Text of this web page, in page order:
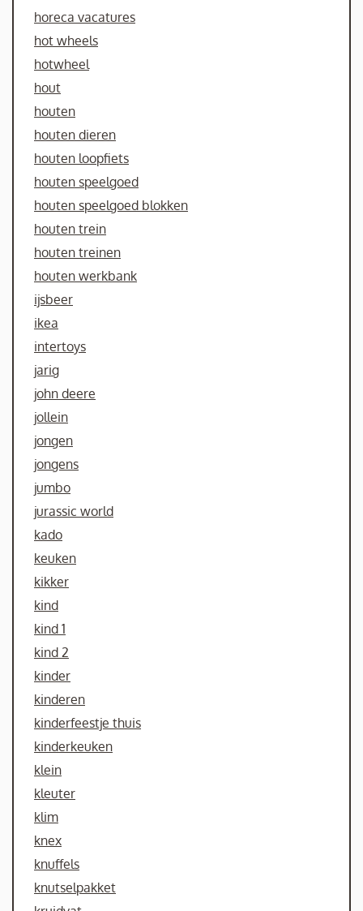
horeca vacatures
hot wheels
hotwheel
hout
houten
houten dieren
houten loopfiets
houten speelgoed
houten speelgoed blokken
houten trein
houten treinen
houten werkbank
ijsbeer
ikea
intertoys
jarig
john deere
jollein
jongen
jongens
jumbo
jurassic world
kado
keuken
kikker
kind
kind 1
kind 2
kinder
kinderen
kinderfeestje thuis
kinderkeuken
klein
kleuter
klim
knex
knuffels
knutselpakket